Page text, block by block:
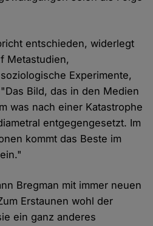
entschieden, widerlegt
Metastudien,
Experimente,
Bild, das in den Medien
was nach einer Katastrophe
entgegengesetzt. Im
kommt das Beste im
Bregman mit immer neuen
Erstaunen wohl der
ein ganz anderes